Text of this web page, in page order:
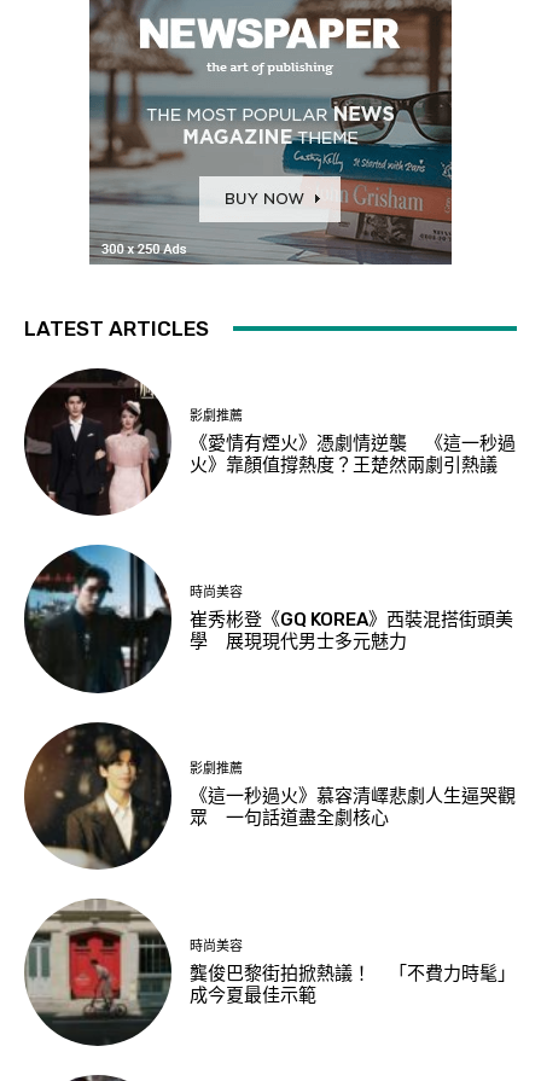
LATEST ARTICLES
影劇推薦
《愛情有煙火》憑劇情逆襲 《這一秒過
火》靠顏值撐熱度？王楚然兩劇引熱議
時尚美容
崔秀彬登《GQ KOREA》西裝混搭街頭美
學 展現現代男士多元魅力
影劇推薦
《這一秒過火》慕容清嶧悲劇人生逼哭觀
眾 一句話道盡全劇核心
時尚美容
龔俊巴黎街拍掀熱議！ 「不費力時髦」
成今夏最佳示範